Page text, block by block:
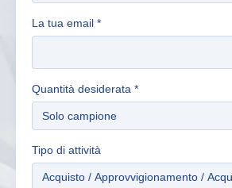
La tua email *
Quantità desiderata *
Tipo di attività